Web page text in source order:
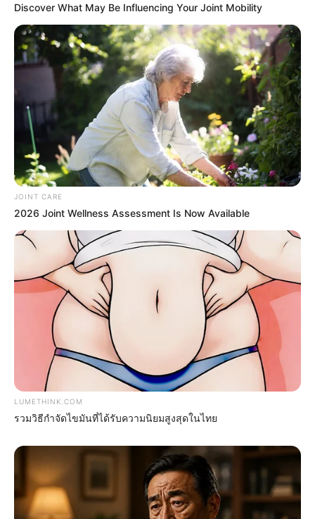
6 Best 90’s Action Movies From Your Childhood
BRAINBERRIES
The 10 Most Stunning Women From Lebanon - Who
Is Your Favorite?
Discover What May Be Influencing Your Joint Mobility
JOINT CARE
2026 Joint Wellness Assessment Is Now Available
LUMETHINK.COM
รวมวิธีกำจัดไขมันที่ได้รับความนิยมสูงสุดในไทย